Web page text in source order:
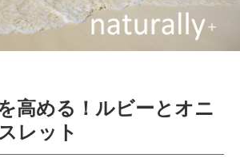
高める！ルビーとオニ
レット